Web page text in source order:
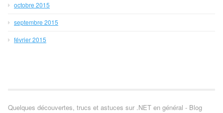
octobre 2015
septembre 2015
février 2015
Quelques découvertes, trucs et astuces sur .NET en général - Blog